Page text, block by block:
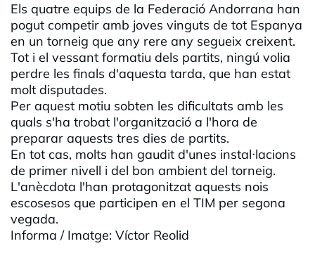
Els quatre equips de la Federació Andorrana han
pogut competir amb joves vinguts de tot Espanya
en un torneig que any rere any segueix creixent.
Tot i el vessant formatiu dels partits, ningú volia
perdre les finals d'aquesta tarda, que han estat
molt disputades.
Per aquest motiu sobten les dificultats amb les
quals s'ha trobat l'organització a l'hora de
preparar aquests tres dies de partits.
En tot cas, molts han gaudit d'unes instal·lacions
de primer nivell i del bon ambient del torneig.
L'anècdota l'han protagonitzat aquests nois
escosesos que participen en el TIM per segona
vegada.
Informa / Imatge: Víctor Reolid